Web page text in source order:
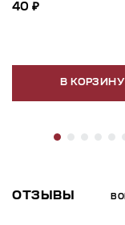
40 ₽
В КОРЗИНУ
ОТЗЫВЫ